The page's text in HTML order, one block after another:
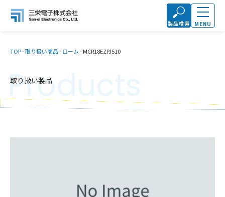
製品検索 MENU
TOP-取り扱い商品-ローム-MCR18EZPJ510
取り扱い製品
Products